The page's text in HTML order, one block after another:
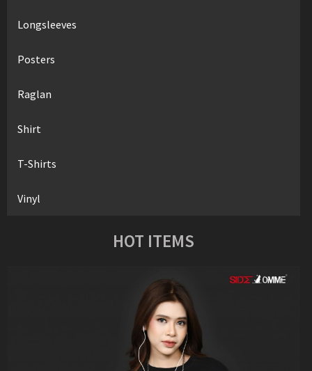
Longsleeves
Posters
Raglan
Shirt
T-Shirts
Vinyl
HOT ITEMS